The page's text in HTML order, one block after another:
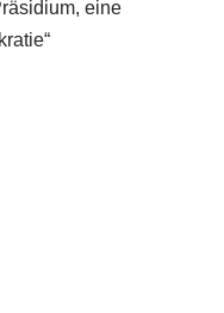
eine